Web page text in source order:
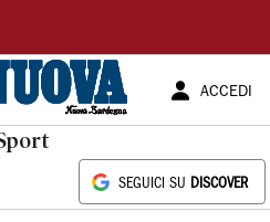
ACCEDI
SEGUICI SU DISCOVER